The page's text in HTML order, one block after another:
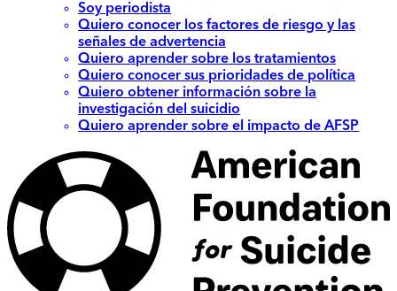
Soy periodista
Quiero conocer los factores de riesgo y las
señales de advertencia
Quiero aprender sobre los tratamientos
Quiero conocer sus prioridades de política
Quiero obtener información sobre la
investigación del suicidio
Quiero aprender sobre el impacto de AFSP